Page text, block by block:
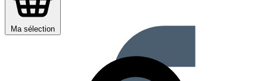
Ma sélection